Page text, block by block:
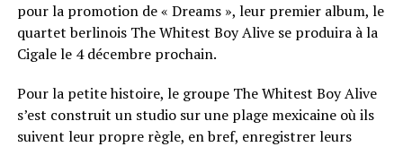
pour la promotion de « Dreams », leur premier album, le
quartet berlinois The Whitest Boy Alive se produira à la
Cigale le 4 décembre prochain.
Pour la petite histoire, le groupe The Whitest Boy Alive
s’est construit un studio sur une plage mexicaine où ils
suivent leur propre règle, en bref, enregistrer leurs